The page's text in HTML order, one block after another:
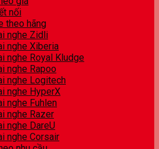
nối
theo hãng
nghe Zidli
nghe Xiberia
nghe Royal Kludge
nghe Rapoo
nghe Logitech
nghe HyperX
nghe Fuhlen
nghe Razer
nghe DareU
nghe Corsair